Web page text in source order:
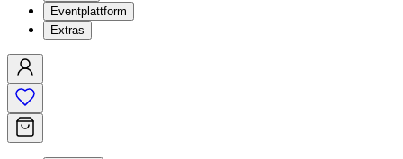
Eventplattform
Extras